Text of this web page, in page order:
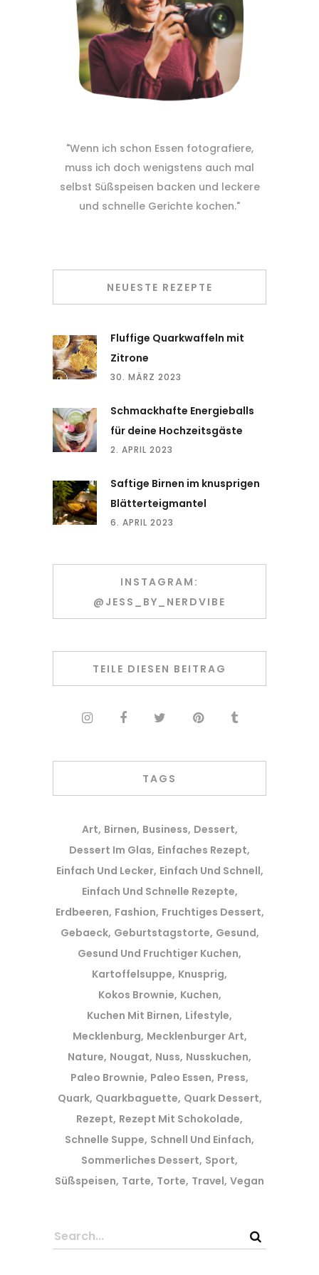
"Wenn ich schon Essen fotografiere,
muss ich doch wenigstens auch mal
selbst Süßspeisen backen und leckere
und schnelle Gerichte kochen."
NEUESTE REZEPTE
Fluffige Quarkwaffeln mit
Zitrone
30. MÄRZ 2023
Schmackhafte Energieballs
für deine Hochzeitsgäste
2. APRIL 2023
Saftige Birnen im knusprigen
Blätterteigmantel
6. APRIL 2023
INSTAGRAM:
@JESS_BY_NERDVIBE
TEILE DIESEN BEITRAG
TAGS
Art Birnen Business Dessert
Dessert Im Glas Einfaches Rezept
Einfach Und Lecker Einfach Und Schnell
Einfach Und Schnelle Rezepte
Erdbeeren Fashion Fruchtiges Dessert
Gebaeck Geburtstagstorte Gesund
Gesund Und Fruchtiger Kuchen
Kartoffelsuppe Knusprig
Kokos Brownie Kuchen
Kuchen Mit Birnen Lifestyle
Mecklenburg Mecklenburger Art
Nature Nougat Nuss Nusskuchen
Paleo Brownie Paleo Essen Press
Quark Quarkbaguette Quark Dessert
Rezept Rezept Mit Schokolade
Schnelle Suppe Schnell Und Einfach
Sommerliches Dessert Sport
Süßspeisen Tarte Torte Travel Vegan